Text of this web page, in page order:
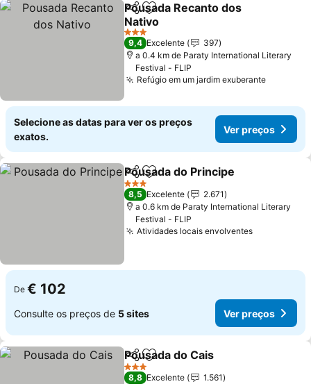
PartilharAdicionar aos favoritos
Pousada Recanto dos
Nativo
3 Estrelas
9,4 Excelente
397
a 0.4 km de Paraty International Literary
Festival - FLIP
Refúgio em um jardim exuberante
Selecione as datas para ver os preços
exatos.
Ver preços
PartilharAdicionar aos favoritos
Pousada do Principe
3 Estrelas
8,5 Excelente
2.671
a 0.6 km de Paraty International Literary
Festival - FLIP
Atividades locais envolventes
De € 102
Consulte os preços de 5 sites Ver preços
PartilharAdicionar aos favoritos
Pousada do Cais
3 Estrelas
8,8 Excelente
1.561